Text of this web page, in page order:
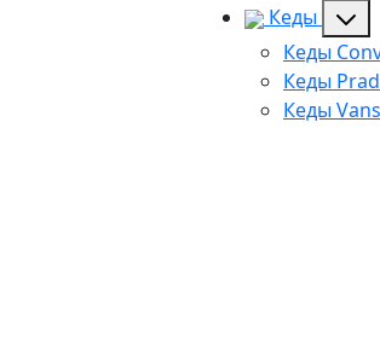
Кеды
Кеды
Кеды
Кеды Vans